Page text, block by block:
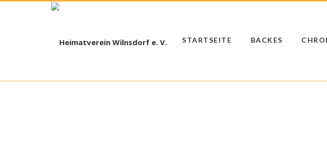
STARTSEITE BACKES